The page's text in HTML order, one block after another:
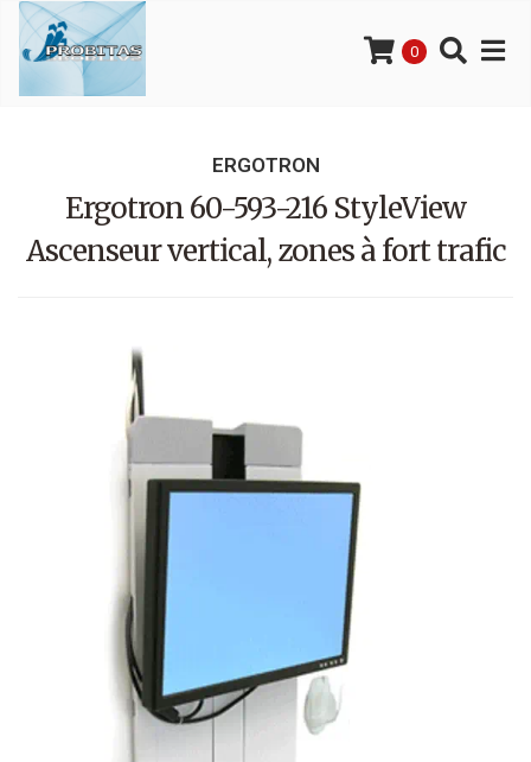
0
ERGOTRON
Ergotron 60-593-216 StyleView
Ascenseur vertical, zones à fort trafic